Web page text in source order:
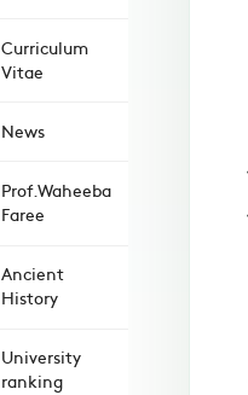
Curriculum
Vitae
News
Prof.Waheeba
Faree
Ancient
History
University
ranking